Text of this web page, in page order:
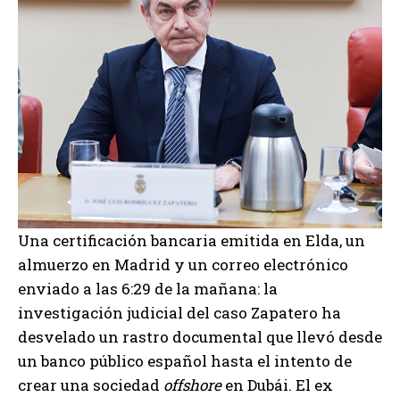
Una certificación bancaria emitida en Elda, un
almuerzo en Madrid y un correo electrónico
enviado a las 6:29 de la mañana: la
investigación judicial del caso Zapatero ha
desvelado un rastro documental que llevó desde
un banco público español hasta el intento de
crear una sociedad offshoreen Dubái. El ex